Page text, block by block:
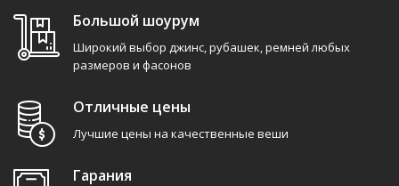
Большой шоурум
Широкий выбор джинс, рубашек, ремней любых
размеров и фасонов
Отличные цены
Лучшие цены на качественные веши
Гарания